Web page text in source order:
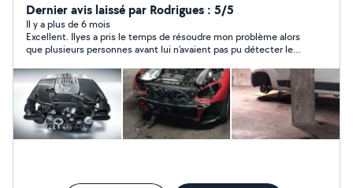
voiture.TIKTOK ( lemecanoducoin )
Dernier avis laissé par Rodrigues : 5/5
Il y a plus de 6 mois
Excellent. Ilyes a pris le temps de résoudre mon problème alors
que plusieurs personnes avant lui n’avaient pas pu détecter le